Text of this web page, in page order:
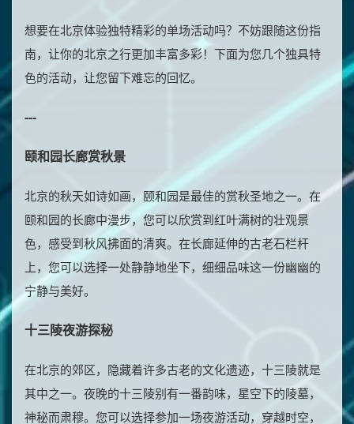
想要在北京体验独特精彩的单场活动吗？不妨跟随这份指
南，让你的北京之行更加丰富多彩！下面为您几个独具特
色的活动，让您留下难忘的回忆。
---
颐和园长廊赏秋景
北京的秋天如诗如画，颐和园是最佳的赏秋圣地之一。在
颐和园的长廊中漫步，您可以欣赏到红叶满树的壮观景
色，感受到秋风拂面的清爽。在长廊延伸的古老石栏杆
上，您可以选择一处静静地坐下，细细品味这一份幽幽的
宁静与美好。
十三陵夜游探秘
在北京的郊区，隐藏着许多古老的文化遗迹，十三陵就是
其中之一。夜晚的十三陵别有一番韵味，星空下的陵墓，
神秘而肃穆。您可以选择参加一场夜游活动，穿越时空，